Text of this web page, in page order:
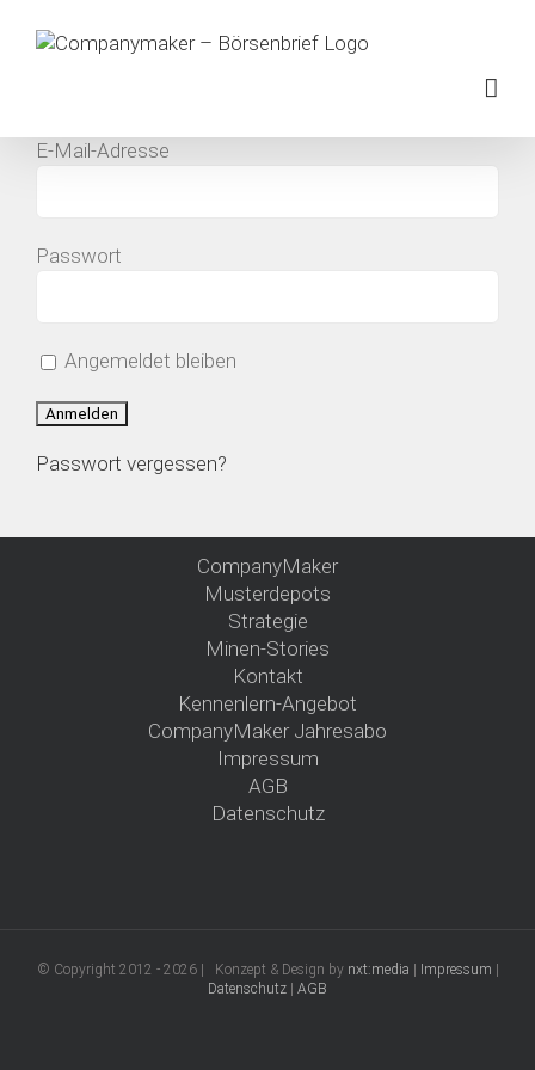
Inhalt
E-Mail-Adresse
Passwort
Angemeldet bleiben
Passwort vergessen?
CompanyMaker
Musterdepots
Strategie
Minen-Stories
Kontakt
Kennenlern-Angebot
CompanyMaker Jahresabo
Impressum
AGB
Datenschutz
© Copyright 2012 - 2026 | Konzept & Design by nxt:media Impressum
Datenschutz
AGB